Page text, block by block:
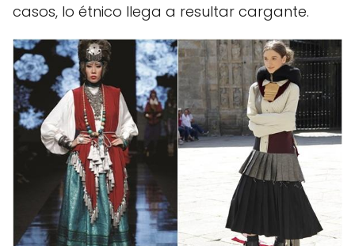
casos, lo étnico llega a resultar cargante.